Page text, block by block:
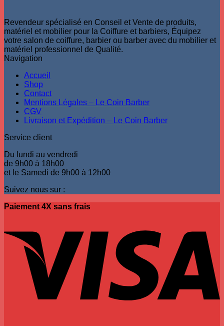
Revendeur spécialisé en Conseil et Vente de produits,
matériel et mobilier pour la Coiffure et barbiers, Équipez
votre salon de coiffure, barbier ou barber avec du mobilier et
matériel professionnel de Qualité.
Navigation
Accueil
Shop
Contact
Mentions Légales – Le Coin Barber
CGV
Livraison et Expédition – Le Coin Barber
Service client
Du lundi au vendredi
de 9h00 à 18h00
et le Samedi de 9h00 à 12h00
Suivez nous sur :
Paiement 4X sans frais